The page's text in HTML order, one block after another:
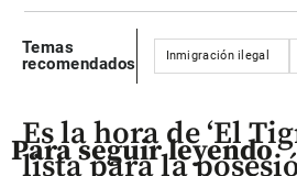
Temas
recomendados
Inmigración ilegal
Para seguir leyendo
Es la hora de ‘El
lista para la